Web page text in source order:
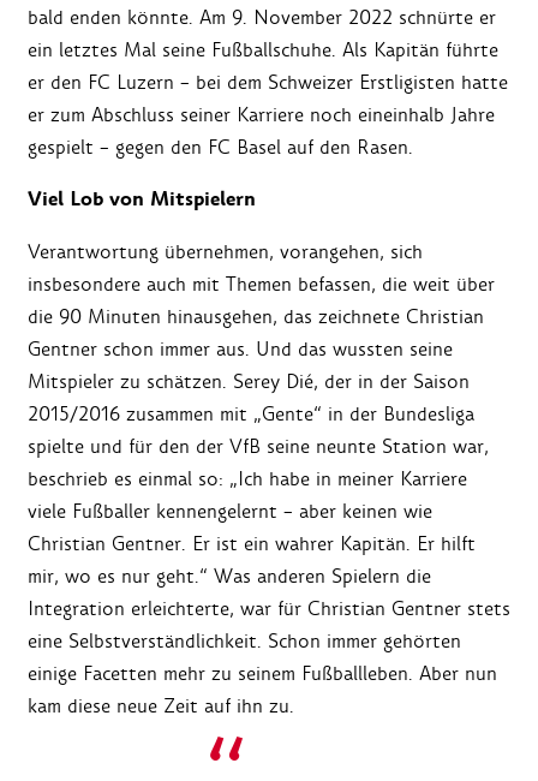
bald enden könnte. Am 9. November 2022 schnürte er
ein letztes Mal seine Fußballschuhe. Als Kapitän führte
er den FC Luzern – bei dem Schweizer Erstligisten hatte
er zum Abschluss seiner Karriere noch eineinhalb Jahre
gespielt – gegen den FC Basel auf den Rasen.
Viel Lob von Mitspielern
Verantwortung übernehmen, vorangehen, sich
insbesondere auch mit Themen befassen, die weit über
die 90 Minuten hinausgehen, das zeichnete Christian
Gentner schon immer aus. Und das wussten seine
Mitspieler zu schätzen. Serey Dié, der in der Saison
2015/2016 zusammen mit „Gente“ in der Bundesliga
spielte und für den der VfB seine neunte Station war,
beschrieb es einmal so: „Ich habe in meiner Karriere
viele Fußballer kennengelernt – aber keinen wie
Christian Gentner. Er ist ein wahrer Kapitän. Er hilft
mir, wo es nur geht.“ Was anderen Spielern die
Integration erleichterte, war für Christian Gentner stets
eine Selbstverständlichkeit. Schon immer gehörten
einige Facetten mehr zu seinem Fußballleben. Aber nun
kam diese neue Zeit auf ihn zu.